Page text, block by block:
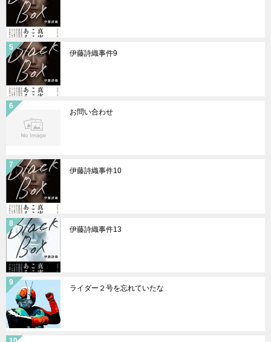
伊藤詩織事件9
お問い合わせ
伊藤詩織事件10
伊藤詩織事件13
ライダー２号を忘れていたな